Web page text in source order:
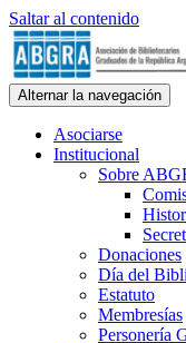
Saltar al contenido
ABGRA
Asociación de
Alternar la navegación
Asociarse
Institucional
Sobre
Donaciones
Día del
Estatuto
Membresías
Personería